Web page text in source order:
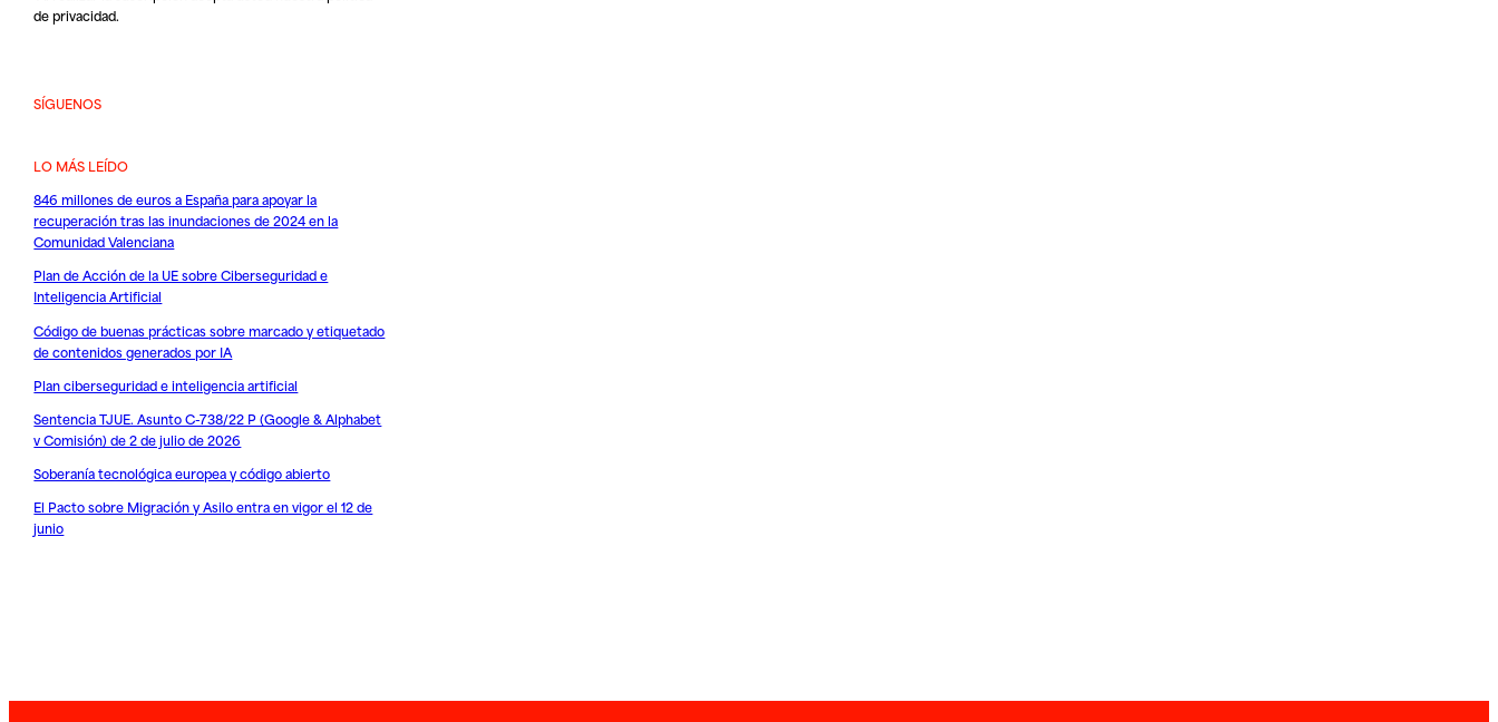
de privacidad.
SÍGUENOS
LO MÁS LEÍDO
846 millones de euros a España para apoyar la
recuperación tras las inundaciones de 2024 en la
Comunidad Valenciana
Plan de Acción de la UE sobre Ciberseguridad e
Inteligencia Artificial
Código de buenas prácticas sobre marcado y etiquetado
de contenidos generados por IA
Plan ciberseguridad e inteligencia artificial
Sentencia TJUE. Asunto C-738/22 P (Google & Alphabet
v Comisión) de 2 de julio de 2026
Soberanía tecnológica europea y código abierto
El Pacto sobre Migración y Asilo entra en vigor el 12 de
junio